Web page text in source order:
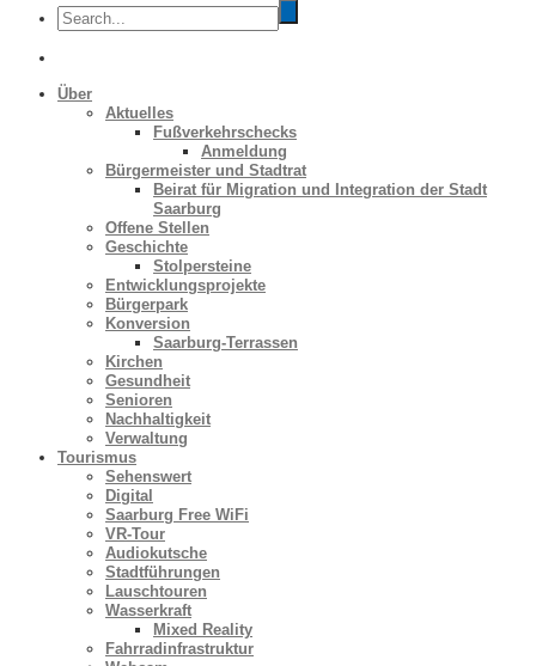
Über
Aktuelles
Fußverkehrschecks
Anmeldung
Bürgermeister und Stadtrat
Beirat für Migration und Integration der Stadt
Saarburg
Offene Stellen
Geschichte
Stolpersteine
Entwicklungsprojekte
Bürgerpark
Konversion
Saarburg-Terrassen
Kirchen
Gesundheit
Senioren
Nachhaltigkeit
Verwaltung
Tourismus
Sehenswert
Digital
Saarburg Free WiFi
VR-Tour
Audiokutsche
Stadtführungen
Lauschtouren
Wasserkraft
Mixed Reality
Fahrradinfrastruktur